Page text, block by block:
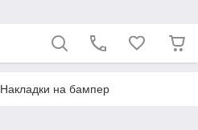
Накладки на бампер